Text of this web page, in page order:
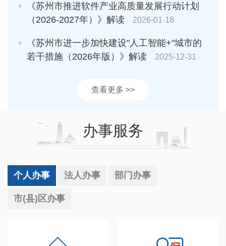
《苏州市推进软件产业高质量发展行动计划
（2026-2027年）》解读
2026-01-18
《苏州市进一步加快建设"人工智能+"城市的
若干措施（2026年版）》解读
2025-12-31
查看更多 >>
办事服务
个人办事 法人办事 部门办事
市(县)区办事